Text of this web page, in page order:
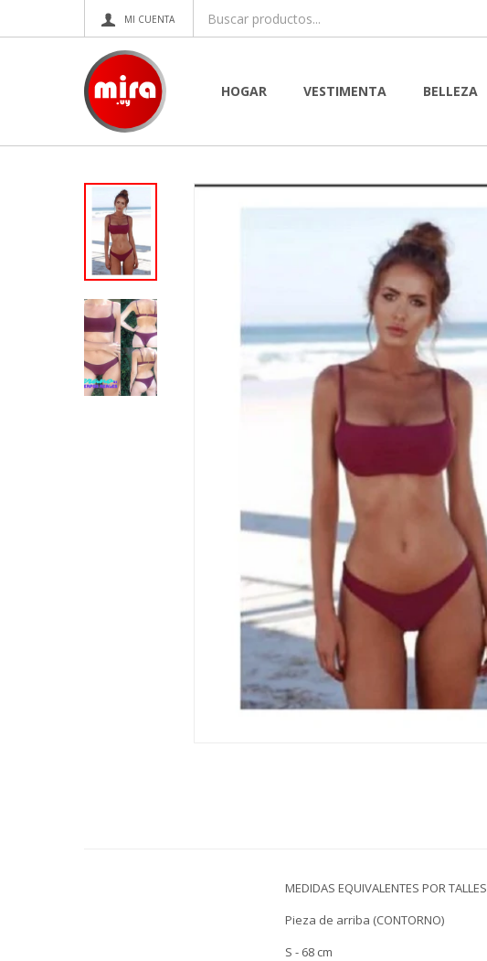
HOGAR VESTIMENTA BELLEZA
MEDIDAS EQUIVALENTES POR TALLES
Pieza de arriba (CONTORNO)
S - 68 cm